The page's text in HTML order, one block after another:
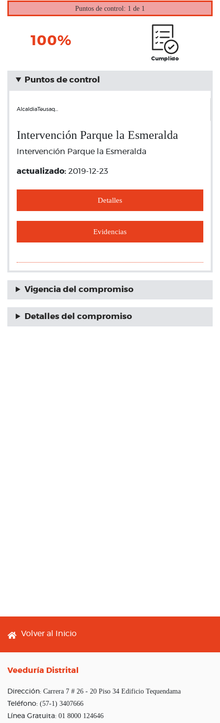
Puntos de control: 1 de 1
100%
Cumplido
Puntos de control
AlcaldiaTeusaq…
Intervención Parque la Esmeralda
Intervención Parque la Esmeralda
actualizado: 2019-12-23
Detalles
Evidencias
Vigencia del compromiso
Detalles del compromiso
Footer menu
Volver al Inicio
Veeduría Distrital
Dirección: Carrera 7 # 26 - 20 Piso 34 Edificio Tequendama
Teléfono: (57-1) 3407666
Línea Gratuita: 01 8000 124646